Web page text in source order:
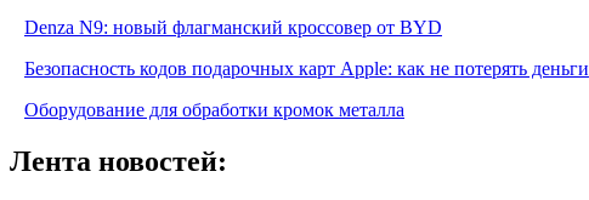
Denza N9: новый флагманский кроссовер от BYD
Безопасность кодов подарочных карт Apple: как не потерять деньги
Оборудование для обработки кромок металла
Лента новостей: